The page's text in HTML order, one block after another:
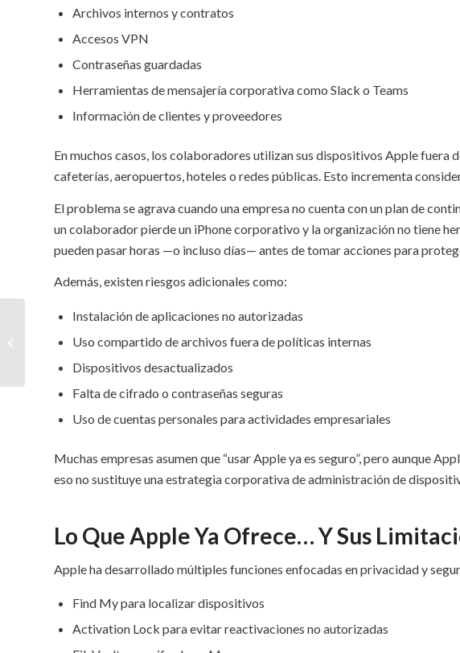
Archivos internos y contratos
Accesos VPN
Contraseñas guardadas
Herramientas de mensajería corporativa como Slack o Teams
Información de clientes y proveedores
En muchos casos, los colaboradores utilizan sus dispositivos Apple fuera
cafeterías, aeropuertos, hoteles o redes públicas. Esto incrementa
El problema se agrava cuando una empresa no cuenta con un plan de
un colaborador pierde un iPhone corporativo y la organización no tiene
pueden pasar horas —o incluso días— antes de tomar acciones para
Además, existen riesgos adicionales como:
Instalación de aplicaciones no autorizadas
Uso compartido de archivos fuera de políticas internas
Dispositivos desactualizados
Falta de cifrado o contraseñas seguras
Uso de cuentas personales para actividades empresariales
Muchas empresas asumen que “usar Apple ya es seguro”, pero aunque
eso no sustituye una estrategia corporativa de administración de
Lo Que Apple Ya Ofrece… Y Sus
Apple ha desarrollado múltiples funciones enfocadas en privacidad y
Find My para localizar dispositivos
Activation Lock para evitar reactivaciones no autorizadas
Mobile Device
Management: Borrado